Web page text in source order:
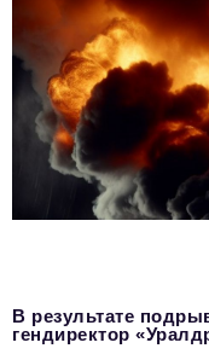
В результате
гендиректор